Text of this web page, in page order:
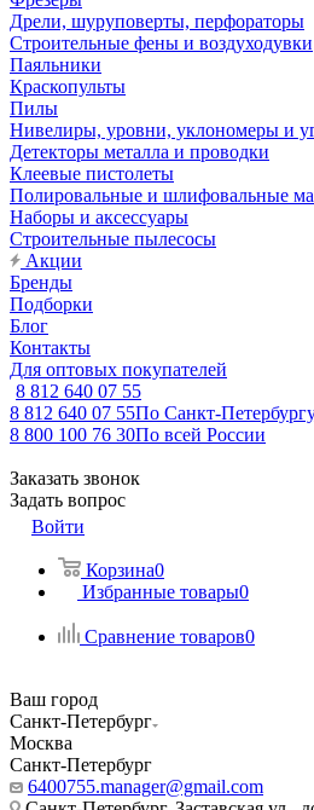
Дрели, шуруповерты, перфораторы
Строительные фены и воздуходувки
Паяльники
Краскопульты
Пилы
Нивелиры, уровни, уклономеры и
Детекторы металла и проводки
Клеевые пистолеты
Полировальные и шлифовальные
Наборы и аксессуары
Строительные пылесосы
Акции
Бренды
Подборки
Блог
Контакты
Для оптовых покупателей
8 812 640 07 55
8 812 640 07 55По Санкт-
8 800 100 76 30По всей России
Заказать звонок
Задать вопрос
Войти
Корзина0
Избранные товары0
Сравнение товаров0
Ваш город
Санкт-Петербург
Москва
Санкт-Петербург
6400755.manager@gmail.com